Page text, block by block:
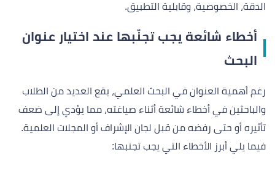
الدقة، الخصوصية، وقابلية التطبيق.
أخطاء شائعة يجب تجنّبها عند اختيار عنوان
البحث
رغم أهمية العنوان في البحث العلمي، يقع العديد من الطلاب
والباحثين في أخطاء شائعة أثناء صياغته، مما يؤدي إلى ضعف
تأثيره أو حتى رفضه من قبل لجان الإشراف أو المجلات العلمية.
فيما يلي أبرز الأخطاء التي يجب تجنبها: